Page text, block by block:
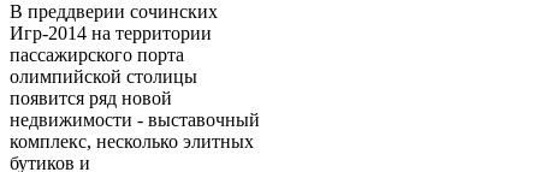
В преддверии сочинских
Игр-2014 на территории
пассажирского порта
олимпийской столицы
появится ряд новой
недвижимости - выставочный
комплекс, несколько элитных
бутиков и